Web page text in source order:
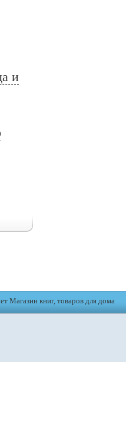
и
Магазин книг, товаров для дома